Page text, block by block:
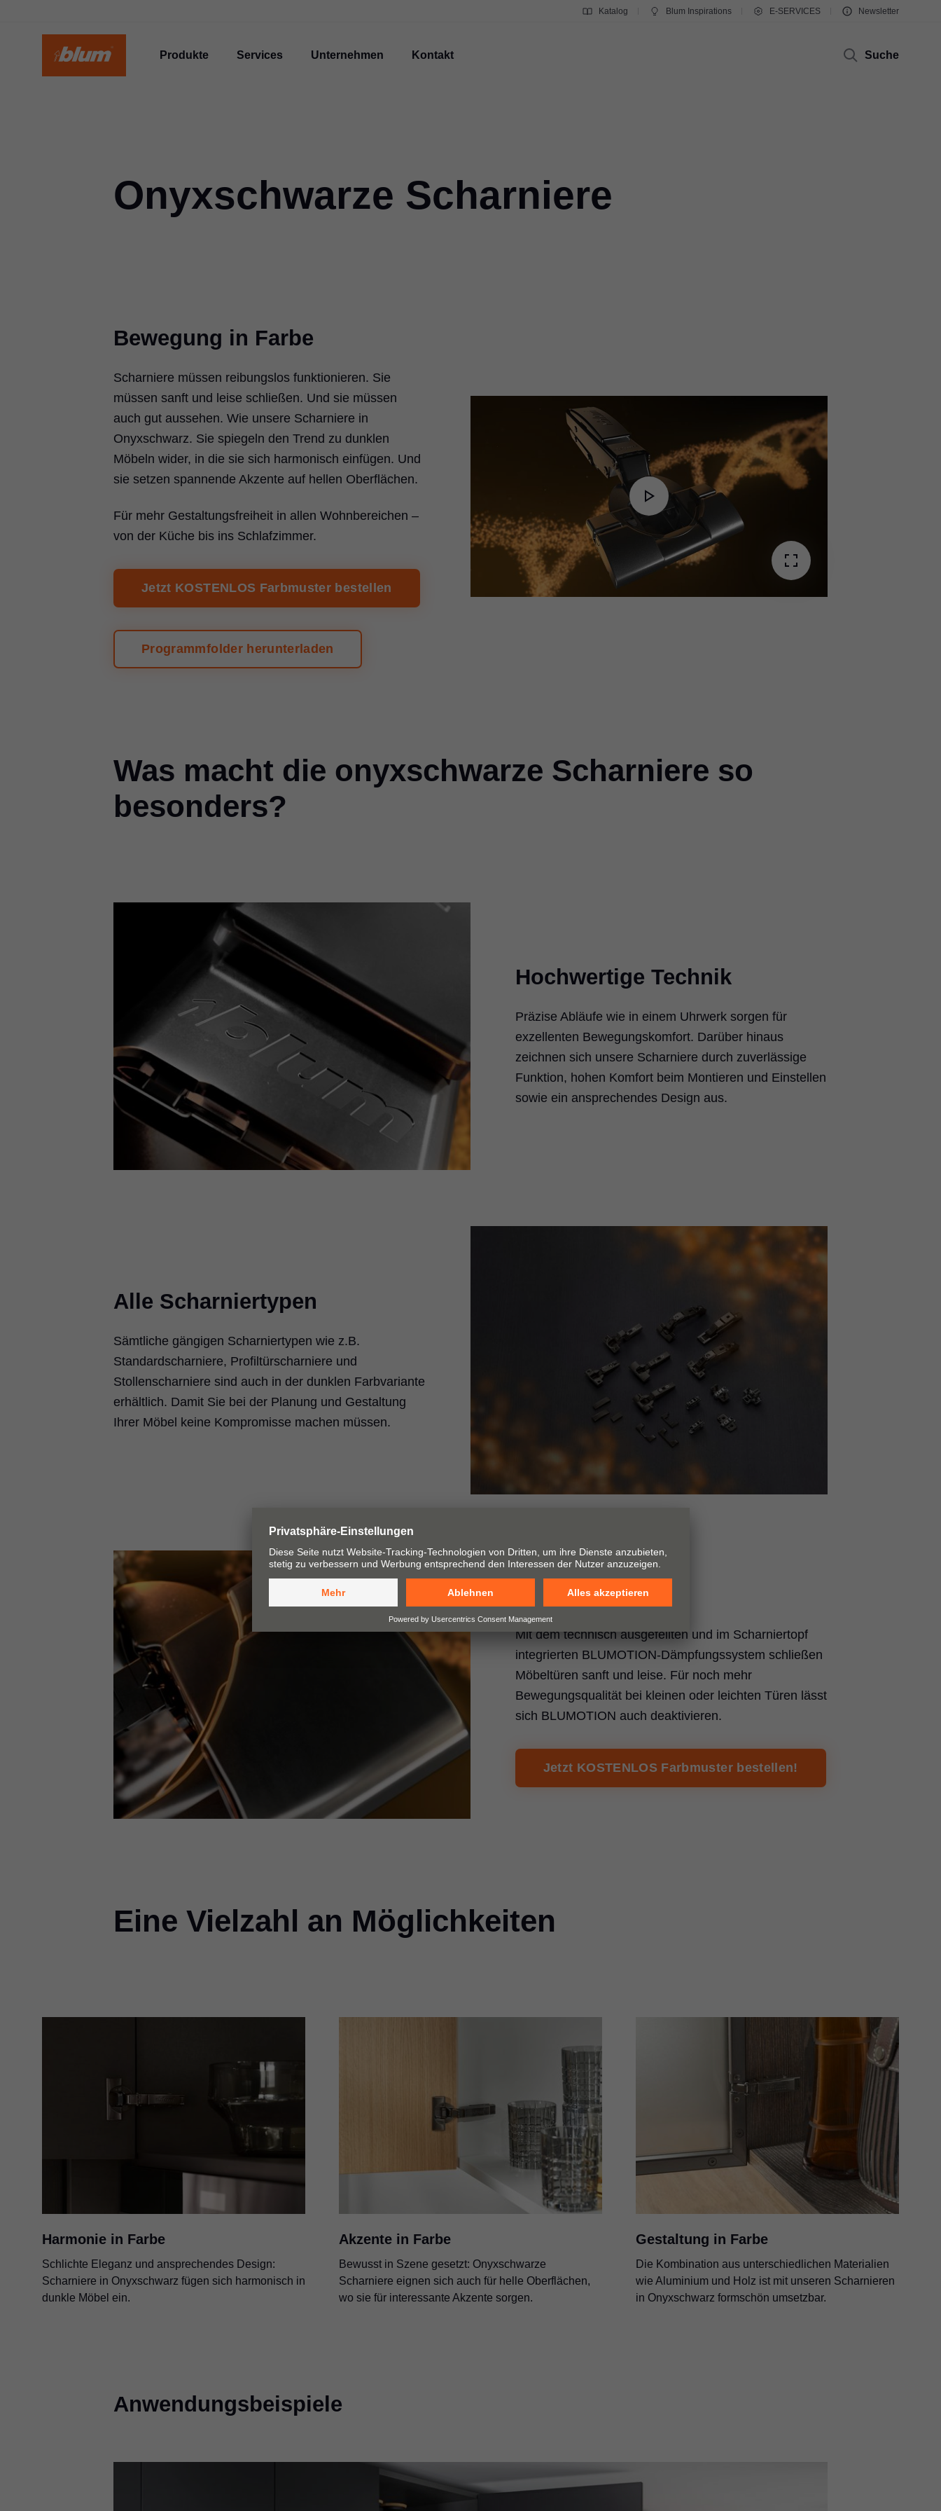
Katalog Blum Inspirations E-SERVICES Newsletter
Produkte Services Unternehmen Kontakt Suche
Onyxschwarze Scharniere
Play
Video
Bewegung in Farbe
Scharniere müssen reibungslos funktionieren. Sie
müssen sanft und leise schließen. Und sie müssen
auch gut aussehen. Wie unsere Scharniere in
Onyxschwarz. Sie spiegeln den Trend zu dunklen
Möbeln wider, in die sie sich harmonisch einfügen. Und
sie setzen spannende Akzente auf hellen Oberflächen.
Für mehr Gestaltungsfreiheit in allen Wohnbereichen –
von der Küche bis ins Schlafzimmer.
Jetzt KOSTENLOS Farbmuster bestellen
Programmfolder herunterladen
Was macht die onyxschwarze Scharniere so
besonders?
Hochwertige Technik
Präzise Abläufe wie in einem Uhrwerk sorgen für
exzellenten Bewegungskomfort. Darüber hinaus
zeichnen sich unsere Scharniere durch zuverlässige
Funktion, hohen Komfort beim Montieren und Einstellen
sowie ein ansprechendes Design aus.
Alle Scharniertypen
Sämtliche gängigen Scharniertypen wie z.B.
Standardscharniere, Profiltürscharniere und
Stollenscharniere sind auch in der dunklen Farbvariante
erhältlich. Damit Sie bei der Planung und Gestaltung
Ihrer Möbel keine Kompromisse machen müssen.
Sanft und leise
Mit dem technisch ausgefeilten und im Scharniertopf
integrierten BLUMOTION-Dämpfungssystem schließen
Möbeltüren sanft und leise. Für noch mehr
Bewegungsqualität bei kleinen oder leichten Türen lässt
sich BLUMOTION auch deaktivieren.
Jetzt KOSTENLOS Farbmuster bestellen!
Eine Vielzahl an Möglichkeiten
Harmonie in Farbe
Schlichte Eleganz und ansprechendes Design:
Scharniere in Onyxschwarz fügen sich harmonisch in
dunkle Möbel ein.
Akzente in Farbe
Bewusst in Szene gesetzt: Onyxschwarze
Scharniere eignen sich auch für helle Oberflächen,
wo sie für interessante Akzente sorgen.
Gestaltung in Farbe
Die Kombination aus unterschiedlichen Materialien
wie Aluminium und Holz ist mit unseren Scharnieren
in Onyxschwarz formschön umsetzbar.
Anwendungsbeispiele